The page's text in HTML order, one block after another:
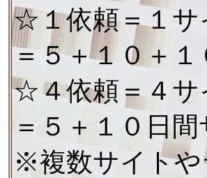
☆１依頼＝１
＝５＋１０＋
☆４依頼＝４
＝５＋１０日
※複数サイトや